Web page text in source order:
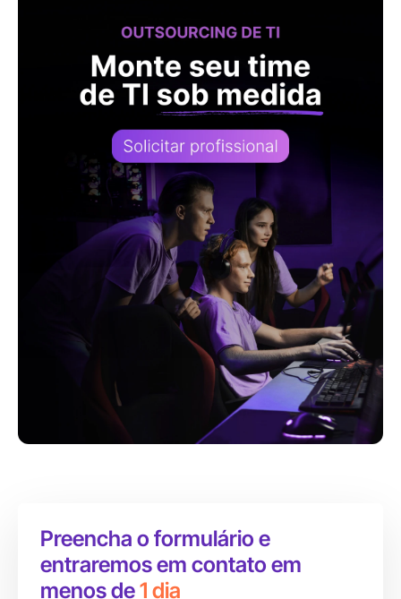
Preencha o formulário e
entraremos em contato em
menos de1 dia